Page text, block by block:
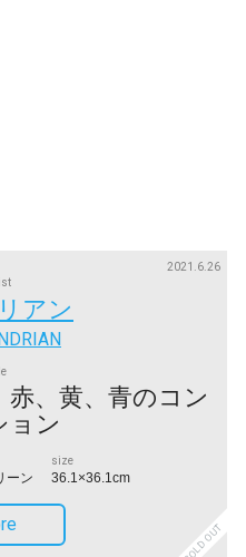
2021.6.26
アン
、黄、青のコン
ョン
ーン
size
36.1×36.1cm
SOLD OUT